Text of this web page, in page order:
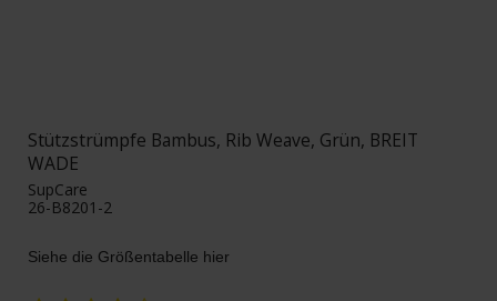
Stützstrümpfe Bambus, Rib Weave, Grün, BREIT
WADE
SupCare
26-B8201-2
Siehe die Größentabelle hier